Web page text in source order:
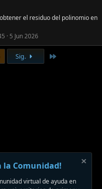
el residuo del polinomio en
5 Jun 2026
Sig.
la Comunidad!
virtual de ayuda en